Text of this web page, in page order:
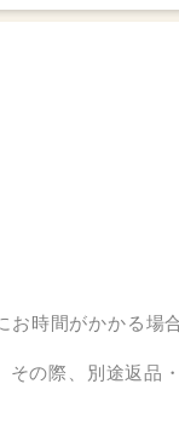
お時間がかかる場
その際、別途返品